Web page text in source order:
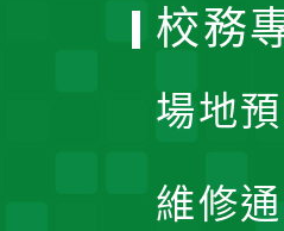
校務
場地
維修